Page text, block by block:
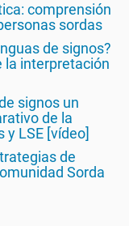
comprensión
sordas
de signos?
la interpretación
signos un
de la
LSE [vídeo]
de
Sorda